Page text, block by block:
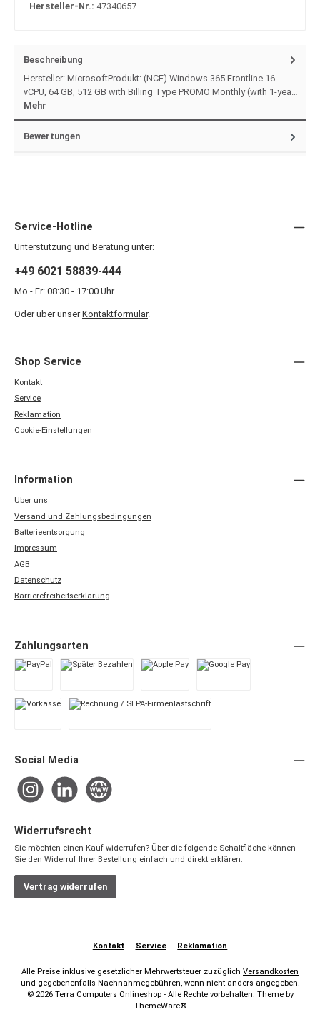
Hersteller-Nr.: 47340657
Beschreibung
Hersteller: MicrosoftProdukt: (NCE) Windows 365 Frontline 16
vCPU, 64 GB, 512 GB with Billing Type PROMO Monthly (with 1-yea…
Mehr
Bewertungen
Service-Hotline
Unterstützung und Beratung unter:
+49 6021 58839-444
Mo - Fr: 08:30 - 17:00 Uhr
Oder über unser Kontaktformular.
Shop Service
Kontakt
Service
Reklamation
Cookie-Einstellungen
Information
Über uns
Versand und Zahlungsbedingungen
Batterieentsorgung
Impressum
AGB
Datenschutz
Barrierefreiheitserklärung
Zahlungsarten
Social Media
InstagramLinkedIn Website
Widerrufsrecht
Sie möchten einen Kauf widerrufen? Über die folgende Schaltfläche können
Sie den Widerruf Ihrer Bestellung einfach und direkt erklären.
Vertrag widerrufen
Kontakt Service Reklamation
Alle Preise inklusive gesetzlicher Mehrwertsteuer zuzüglich Versandkosten
und gegebenenfalls Nachnahmegebühren, wenn nicht anders angegeben.
© 2026 Terra Computers Onlineshop - Alle Rechte vorbehalten. Theme by
ThemeWare®